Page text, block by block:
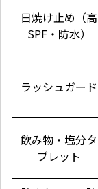
日焼け止め（高
SPF・防水）
ラッシュガード
飲み物・塩分タ
ブレット